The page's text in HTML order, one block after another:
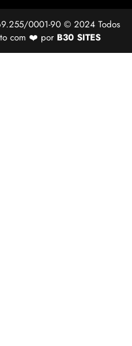
0001-90 © 2024 Todos
com ❤️ por B30 SITES